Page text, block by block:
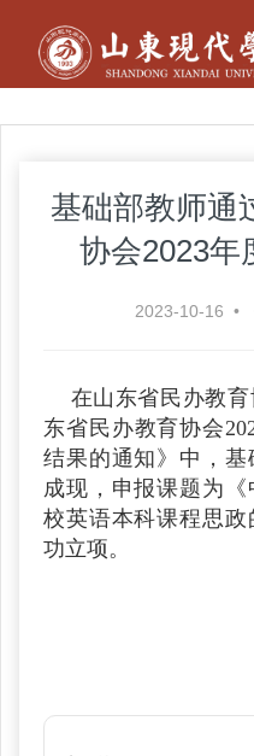
基础部教师通
协会2023年
2023-10-16 •
在山东省民办教育
东省民办教育协会
结果的通知》中，
成现，申报课题为
校英语本科课程思
功立项。